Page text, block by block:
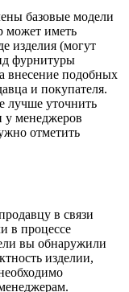
базовые модели
может иметь
изделия (могут
фурнитуры
внесение подобных
и покупателя.
лучше уточнить
у менеджеров
отметить
в связи
в процессе
вы обнаружили
изделии,